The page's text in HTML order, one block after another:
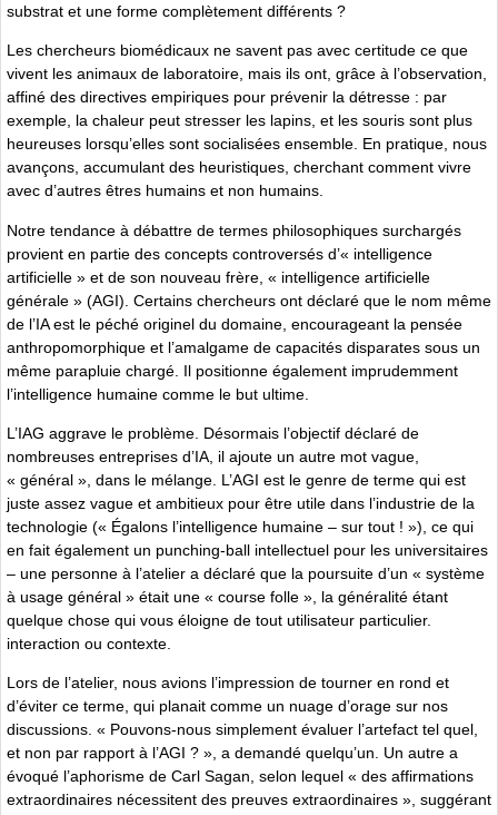
substrat et une forme complètement différents ?
Les chercheurs biomédicaux ne savent pas avec certitude ce que
vivent les animaux de laboratoire, mais ils ont, grâce à l’observation,
affiné des directives empiriques pour prévenir la détresse : par
exemple, la chaleur peut stresser les lapins, et les souris sont plus
heureuses lorsqu’elles sont socialisées ensemble. En pratique, nous
avançons, accumulant des heuristiques, cherchant comment vivre
avec d’autres êtres humains et non humains.
Notre tendance à débattre de termes philosophiques surchargés
provient en partie des concepts controversés d’« intelligence
artificielle » et de son nouveau frère, « intelligence artificielle
générale » (AGI). Certains chercheurs ont déclaré que le nom même
de l’IA est le péché originel du domaine, encourageant la pensée
anthropomorphique et l’amalgame de capacités disparates sous un
même parapluie chargé. Il positionne également imprudemment
l’intelligence humaine comme le but ultime.
L’IAG aggrave le problème. Désormais l’objectif déclaré de
nombreuses entreprises d’IA, il ajoute un autre mot vague,
« général », dans le mélange. L’AGI est le genre de terme qui est
juste assez vague et ambitieux pour être utile dans l’industrie de la
technologie (« Égalons l’intelligence humaine – sur tout ! »), ce qui
en fait également un punching-ball intellectuel pour les universitaires
– une personne à l’atelier a déclaré que la poursuite d’un « système
à usage général » était une « course folle », la généralité étant
quelque chose qui vous éloigne de tout utilisateur particulier.
interaction ou contexte.
Lors de l’atelier, nous avions l’impression de tourner en rond et
d’éviter ce terme, qui planait comme un nuage d’orage sur nos
discussions. « Pouvons-nous simplement évaluer l’artefact tel quel,
et non par rapport à l’AGI ? », a demandé quelqu’un. Un autre a
évoqué l’aphorisme de Carl Sagan, selon lequel « des affirmations
extraordinaires nécessitent des preuves extraordinaires », suggérant